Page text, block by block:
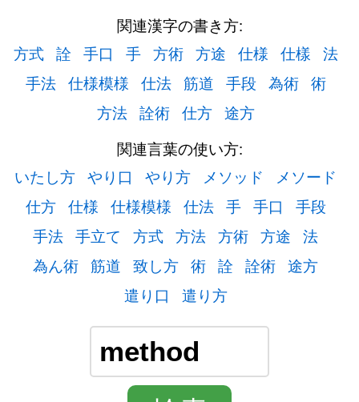
関連漢字の書き方:
方式 詮 手口 手 方術 方途 仕様 仕樣
法
手法 仕様模様 仕法 筋道 手段 為術 術
方法 詮術 仕方 途方
関連言葉の使い方:
いたし方 やり口 やり方 メソッド
メソード
仕方 仕様 仕様模様 仕法 手 手口
手段
手法 手立て 方式 方法 方術 方途
法
為ん術 筋道 致し方 術 詮 詮術 途方
遣り口
遣り方